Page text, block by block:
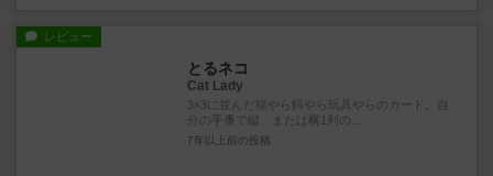
レビュー
とるネコ
Cat Lady
3×3に並んだ猫やら餌やら玩具やらのカード。自
分の手番で縦、または横1列の...
7年以上前 の投稿